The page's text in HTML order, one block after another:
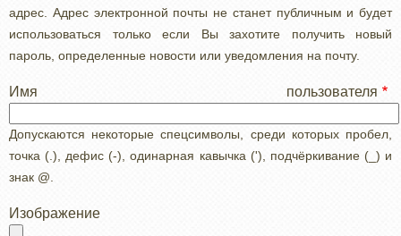
адрес. Адрес электронной почты не станет публичным и будет
использоваться только если Вы захотите получить новый
пароль, определенные новости или уведомления на почту.
Имя пользователя
Допускаются некоторые спецсимволы, среди которых пробел,
точка (.), дефис (-), одинарная кавычка ('), подчёркивание (_) и
знак @.
Изображение